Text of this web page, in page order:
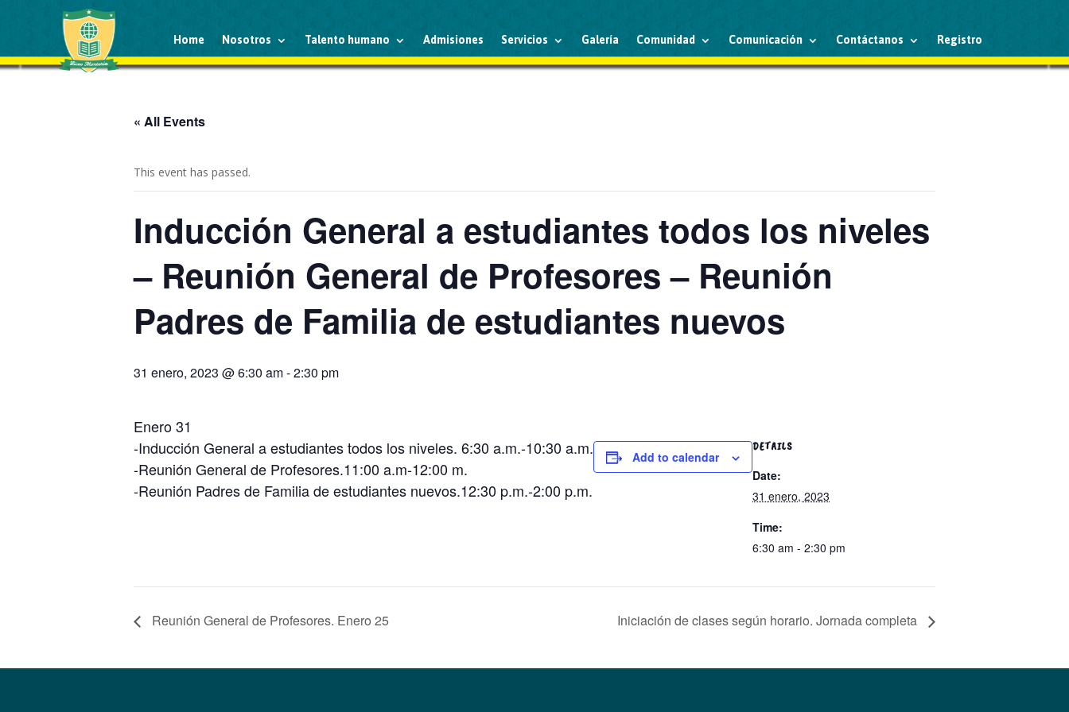
Home Nosotros Talento humano Admisiones Servicios Galería Comunidad Comunicación Contáctanos Registro
« All Events
This event has passed.
Inducción General a estudiantes todos los niveles
– Reunión General de Profesores – Reunión
Padres de Familia de estudiantes nuevos
31 enero, 2023 @ 6:30 am-2:30 pm
Enero 31
-Inducción General a estudiantes todos los niveles. 6:30 a.m.-10:30 a.m.
-Reunión General de Profesores.11:00 a.m-12:00 m.
-Reunión Padres de Familia de estudiantes nuevos.12:30 p.m.-2:00 p.m.
Add to calendar
DETAILS
Date:
31 enero, 2023
Time:
6:30 am - 2:30 pm
Reunión General de Profesores. Enero 25 Iniciación de clases según horario. Jornada completa